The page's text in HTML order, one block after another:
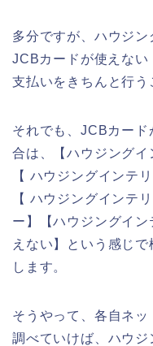
多分ですが、ハウジ
JCBカードが使えな
支払いをきちんと行う
それでも、JCBカー
合は、【ハウジングイ
【 ハウジングインテ
【 ハウジングインテ
ー】【ハウジングイ
えない】という感じ
します。
そうやって、各自ネ
調べていけば、ハウ